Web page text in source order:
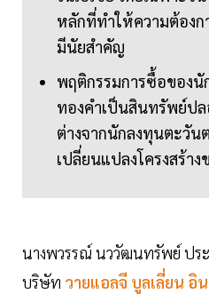
หลักที่ทำให้ความต้องก
มีนัยสำคัญ
พฤติกรรมการซื้อของนั
ทองคำเป็นสินทรัพย์ป
ต่างจากนักลงทุนตะวัน
เปลี่ยนแปลงโครงสร้า
นางพวรรณ์ นววัฒนทรัพย์ ปร
บริษัท วายแอลจี บูลเลี่ยน อิ